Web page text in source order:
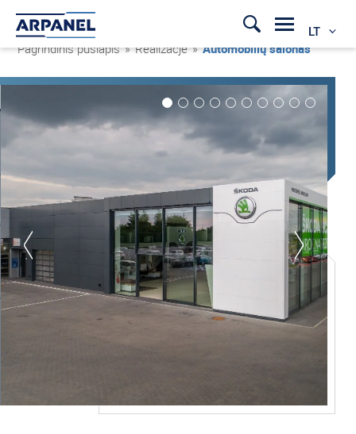
LT
Pagrindinis puslapis » Realizacje »Automobilių salonas